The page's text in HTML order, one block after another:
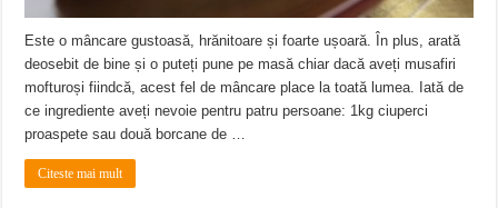
Este o mâncare gustoasă, hrănitoare și foarte ușoară. În plus, arată
deosebit de bine și o puteți pune pe masă chiar dacă aveți musafiri
mofturoși fiindcă, acest fel de mâncare place la toată lumea. Iată de
ce ingrediente aveți nevoie pentru patru persoane: 1kg ciuperci
proaspete sau două borcane de …
Citeste mai mult